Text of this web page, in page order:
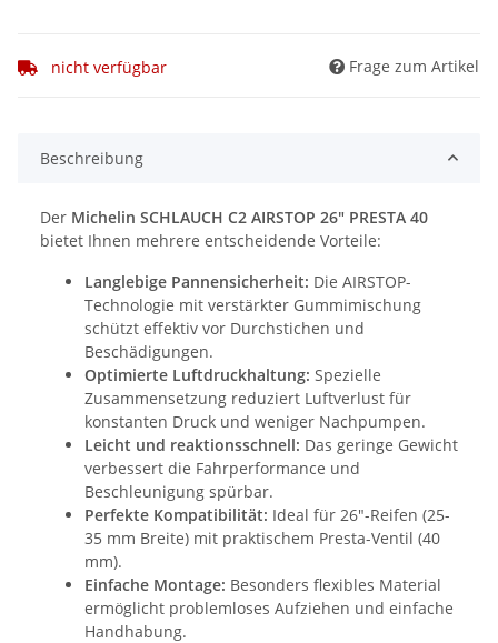
nicht verfügbar Frage zum Artikel
Beschreibung
Der Michelin SCHLAUCH C2 AIRSTOP 26" PRESTA 40
bietet Ihnen mehrere entscheidende Vorteile:
Langlebige Pannensicherheit: Die AIRSTOP-
Technologie mit verstärkter Gummimischung
schützt effektiv vor Durchstichen und
Beschädigungen.
Optimierte Luftdruckhaltung: Spezielle
Zusammensetzung reduziert Luftverlust für
konstanten Druck und weniger Nachpumpen.
Leicht und reaktionsschnell: Das geringe Gewicht
verbessert die Fahrperformance und
Beschleunigung spürbar.
Perfekte Kompatibilität: Ideal für 26"-Reifen (25-
35 mm Breite) mit praktischem Presta-Ventil (40
mm).
Einfache Montage: Besonders flexibles Material
ermöglicht problemloses Aufziehen und einfache
Handhabung.